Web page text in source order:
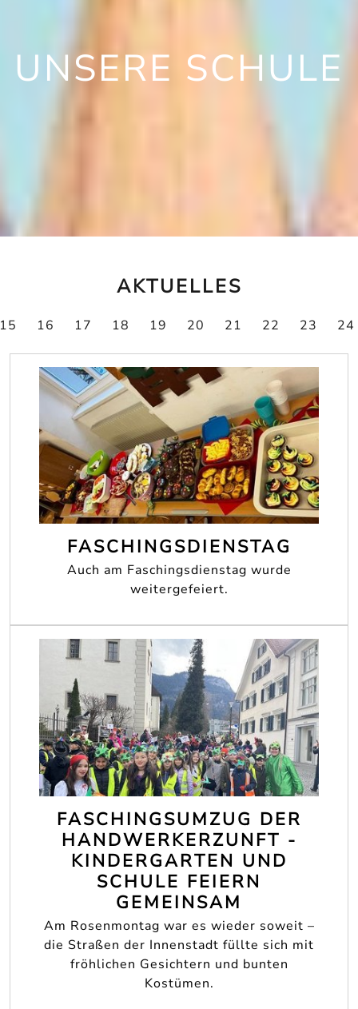
UNSERE SCHULE
AKTUELLES
15 16 17 18 19 20 21 22 23 24
FASCHINGSDIENSTAG
Auch am Faschingsdienstag wurde
weitergefeiert.
FASCHINGSUMZUG DER
HANDWERKERZUNFT -
KINDERGARTEN UND
SCHULE FEIERN
GEMEINSAM
Am Rosenmontag war es wieder soweit –
die Straßen der Innenstadt füllte sich mit
fröhlichen Gesichtern und bunten
Kostümen.